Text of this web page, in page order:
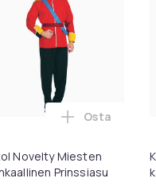
Loom Miesten Iconic
Novelty Miesten
Prinssiasu
Lisää
Osta